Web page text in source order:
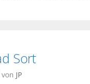
Sort
von JP